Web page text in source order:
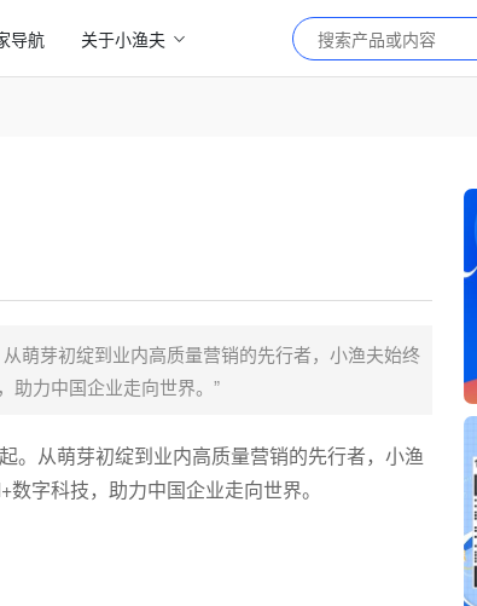
导航 关于小渔夫
萌芽初绽到业内高质量营销的先行者，小渔夫始终
力中国企业走向世界。”
。从萌芽初绽到业内高质量营销的先行者，小渔
字科技，助力中国企业走向世界。